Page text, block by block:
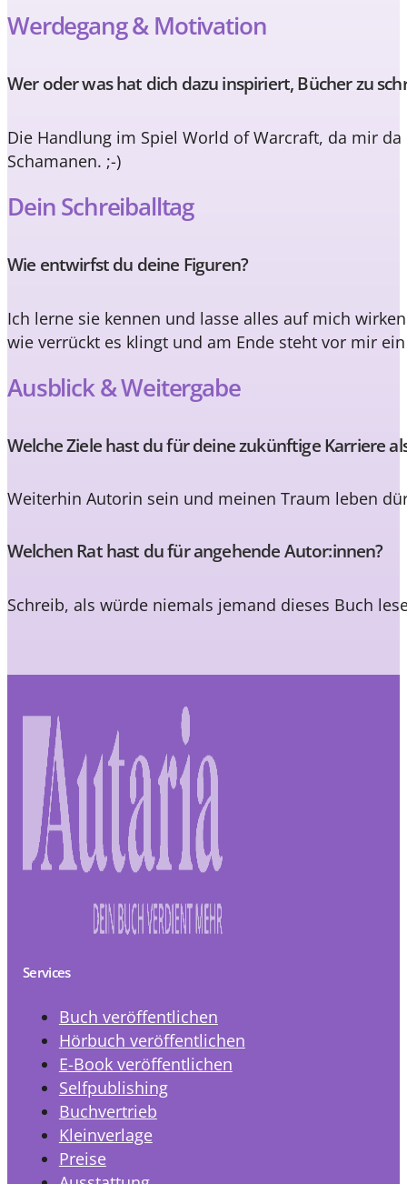
Werdegang & Motivation
Wer oder was hat dich dazu inspiriert, Bücher zu
Die Handlung im Spiel World of Warcraft, da mir
Schamanen. ;-)
Dein Schreiballtag
Wie entwirfst du deine Figuren?
Ich lerne sie kennen und lasse alles auf mich
wie verrückt es klingt und am Ende steht vor mir
Ausblick & Weitergabe
Welche Ziele hast du für deine zukünftige Karriere
Weiterhin Autorin sein und meinen Traum leben
Welchen Rat hast du für angehende Autor:innen?
Schreib, als würde niemals jemand dieses Buch
Services
Buch veröffentlichen
Hörbuch veröffentlichen
E-Book veröffentlichen
Selfpublishing
Buchvertrieb
Kleinverlage
Preise